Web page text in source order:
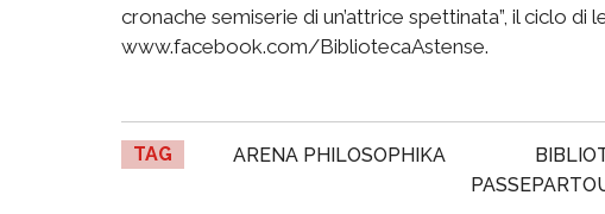
cronache semiserie di un’attrice spettinata”, il ciclo
www.facebook.com/BibliotecaAstense.
TAG ARENA PHILOSOPHIKA